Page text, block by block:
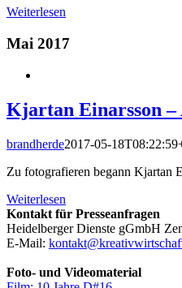
Weiterlesen
Mai 2017
Kjartan Einarsson –
brandherde2017-05-
Zu fotografieren begann Kjartan
Weiterlesen
Kontakt für Presseanfragen
Heidelberger Dienste gGmbH
E-Mail:
Foto- und Videomaterial